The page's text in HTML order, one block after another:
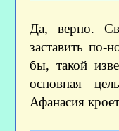
Да, верно.
заставить по-
бы, такой
основная
Афанасия